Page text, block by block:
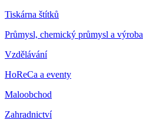
Tiskárna štítků
Průmysl, chemický průmysl a výroba
Vzdělávání
HoReCa a eventy
Maloobchod
Zahradnictví